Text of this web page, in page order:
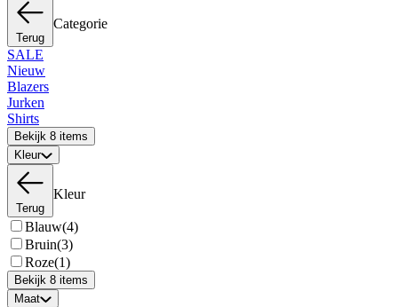
Terug
Categorie
SALE
Nieuw
Blazers
Jurken
Shirts
Bekijk 8 items
Kleur
Terug
Kleur
Blauw(4)
Bruin(3)
Roze(1)
Bekijk 8 items
Maat